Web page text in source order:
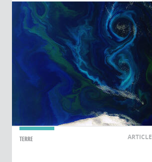
TERRE ARTICLE